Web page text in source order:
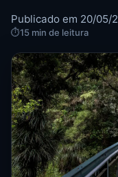
Publicado em 20/05/
⏱15 min de leitura